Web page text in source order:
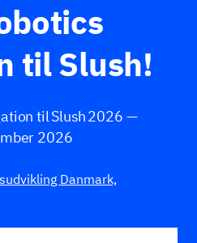
til Slush!
til Slush 2026 —
2026
Danmark,